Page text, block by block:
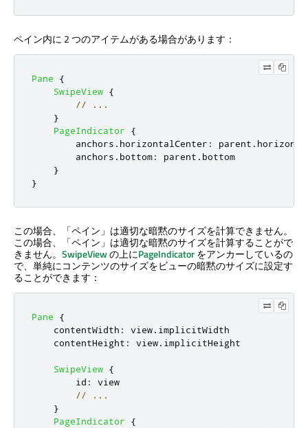
ペイン内に 2 つのアイテムがある場合があります：
Pane
{
SwipeView {
// ...
}
PageIndicator
{
anchors . horizontalCenter : parent .
anchors . bottom: parent . bottom
}
}
この場合、「ペイン」は適切な暗黙のサイズを計算できません。
この場合、「ペイン」は適切な暗黙のサイズを計算することがで
きません。 SwipeViewの上にPageIndicatorをアンカーしているの
で、単純にコンテンツのサイズをビューの暗黙のサイズに設定す
ることができます：
Pane
{
contentWidth : view. implicitWidth
contentHeight : view. implicitHeight
SwipeView {
id :
view
// ...
}
PageIndicator
{